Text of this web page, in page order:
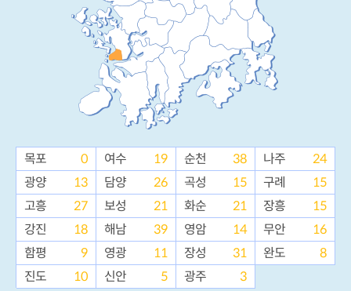
목포 0 여수 19 순천 38 나주
24
광양
13 담양 26 곡성 15 구례
15
고흥
27 보성 21 화순 21 장흥
15
강진
18 해남 39 영암 14 무안
16
함평
9 영광 11 장성 31 완도
8
진도
10 신안 5 광주 3